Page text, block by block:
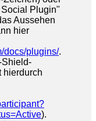
Plugin"
Aussehen
hier
docs/plugins/.
Shield-
hierdurch
).